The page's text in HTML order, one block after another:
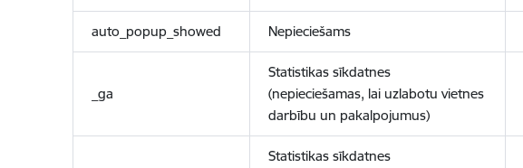
auto_popup_showed Nepieciešams
_ga
Statistikas sīkdatnes
(nepieciešamas, lai uzlabotu vietnes
darbību un pakalpojumus)
Statistikas sīkdatnes